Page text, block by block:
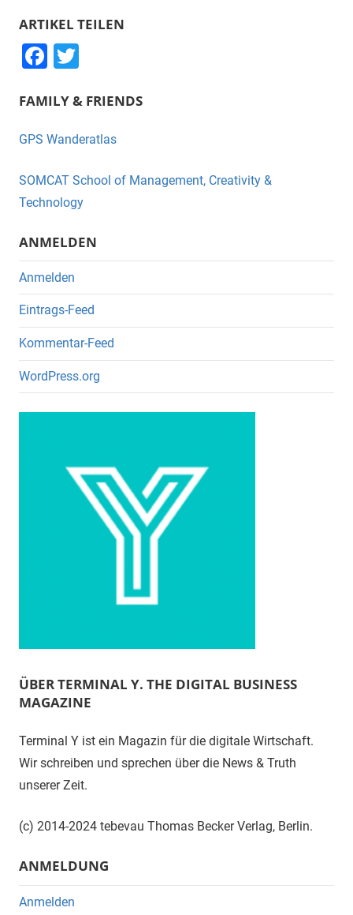
ARTIKEL TEILEN
F
c
e
o
o
k
tt
er
FAMILY & FRIENDS
GPS Wanderatlas
SOMCAT School of Management, Creativity &
Technology
ANMELDEN
Anmelden
Eintrags-Feed
Kommentar-Feed
WordPress.org
ÜBER TERMINAL Y. THE DIGITAL BUSINESS
MAGAZINE
Terminal Y ist ein Magazin für die digitale Wirtschaft.
Wir schreiben und sprechen über die News & Truth
unserer Zeit.
(c) 2014-2024 tebevau Thomas Becker Verlag, Berlin.
ANMELDUNG
Anmelden